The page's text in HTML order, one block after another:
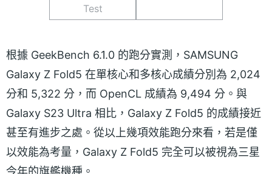
Test
根據 GeekBench 6.1.0 的跑分實測，SAMSUNG
Galaxy Z Fold5 在單核心和多核心成績分別為 2,024
分和 5,322 分，而 OpenCL 成績為 9,494 分。與
Galaxy S23 Ultra 相比，Galaxy Z Fold5 的成績接近
甚至有進步之處。從以上幾項效能跑分來看，若是僅
以效能為考量，Galaxy Z Fold5 完全可以被視為三星
今年的旗艦機種。